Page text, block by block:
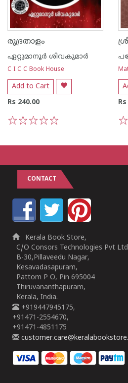
രുദ്രതാളം
ഏറ്റുമാനൂര്‍ ശിവകുമാര്‍
C I C C Book House
Add to Cart
Rs 240.00
CONTACT
Kerala Book Store,
C/O Consors Technologies Pvt
B-30,Pillaveedu Nagar,
Kesavadasapuram,
Pattom P O, Pin 695004
Thiruvananthapuram,
Kerala, India.
+919447945175,
+91471-2554670,
+91471-4851175